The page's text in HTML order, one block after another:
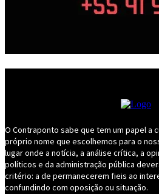
O Contraponto sabe que tem um papel a
próprio nome que escolhemos para o
lugar onde a notícia, a análise crítica, a
políticos e da administração pública
critério: a de permanecerem fieis ao
confundindo com oposição ou situação.